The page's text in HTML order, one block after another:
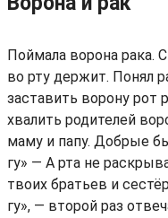
Поймала ворона рака.
во рту держит. Понял
заставить ворону рот
хвалить родителей
маму и папу. Добрые
гу» — А рта не
твоих братьев и
гу», — второй раз